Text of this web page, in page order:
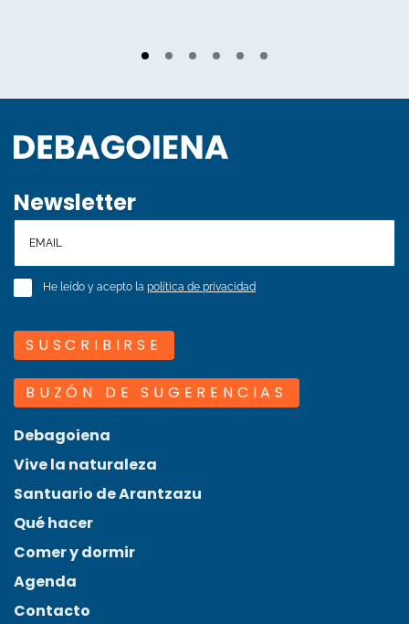
Newsletter
He leído y acepto la política de privacidad
SUSCRIBIRSE
BUZÓN DE SUGERENCIAS
Debagoiena
Vive la naturaleza
Santuario de Arantzazu
Qué hacer
Comer y dormir
Agenda
Contacto